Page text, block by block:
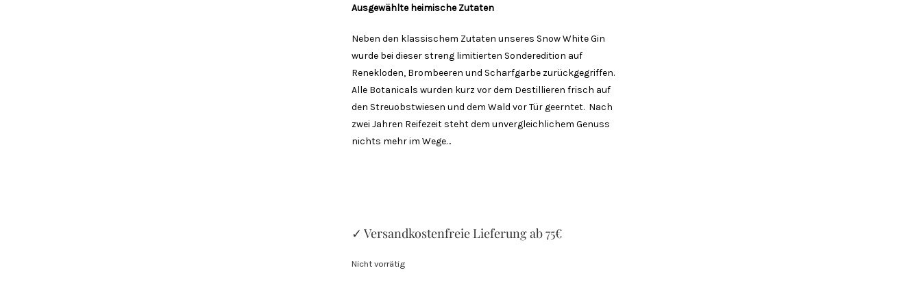
Ausgewählte heimische Zutaten
Neben den klassischem Zutaten unseres Snow White Gin
wurde bei dieser streng limitierten Sonderedition auf
Renekloden, Brombeeren und Scharfgarbe zurückgegriffen.
Alle Botanicals wurden kurz vor dem Destillieren frisch auf
den Streuobstwiesen und dem Wald vor Tür geerntet. Nach
zwei Jahren Reifezeit steht dem unvergleichlichem Genuss
nichts mehr im Wege…
✓ Versandkostenfreie Lieferung ab 75€
Nicht vorrätig